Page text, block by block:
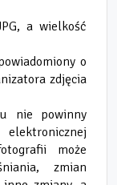
a wielkość
o
zdjęcia
nie powinny
może
zmian